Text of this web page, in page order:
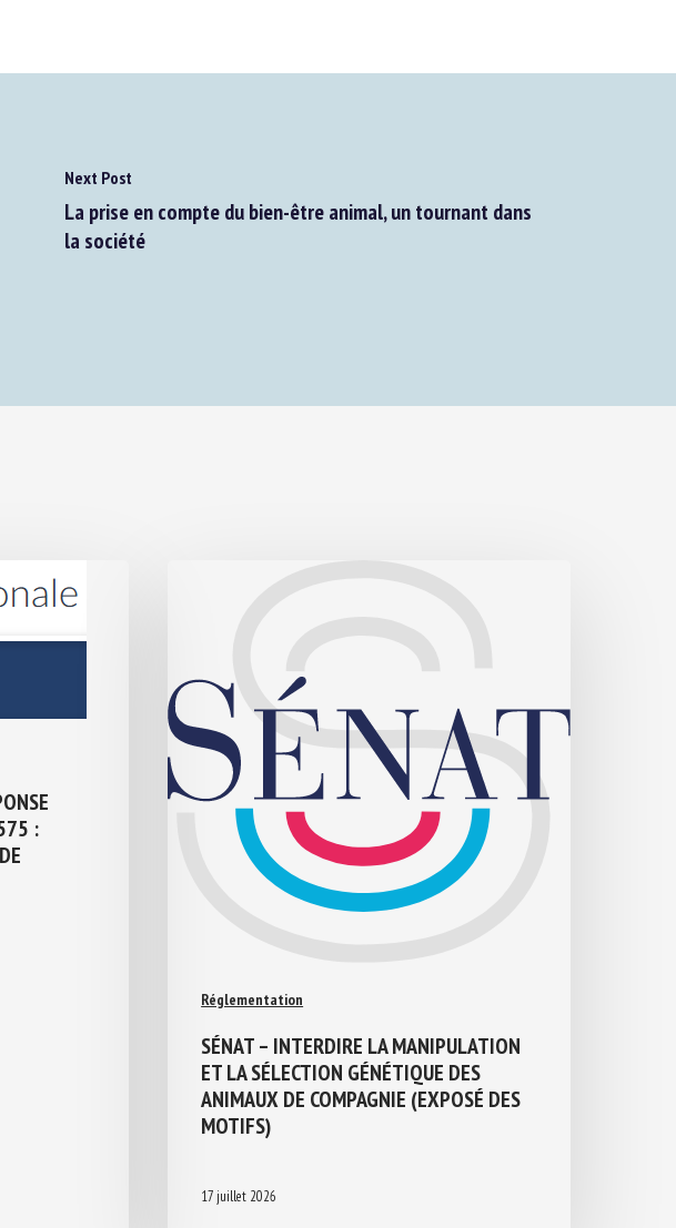
Next Post
La prise en compte du bien-être animal, un tournant dans
la société
:
Réglementation
SÉNAT – INTERDIRE LA MANIPULATION
ET LA SÉLECTION GÉNÉTIQUE DES
ANIMAUX DE COMPAGNIE (EXPOSÉ DES
MOTIFS)
17 juillet 2026